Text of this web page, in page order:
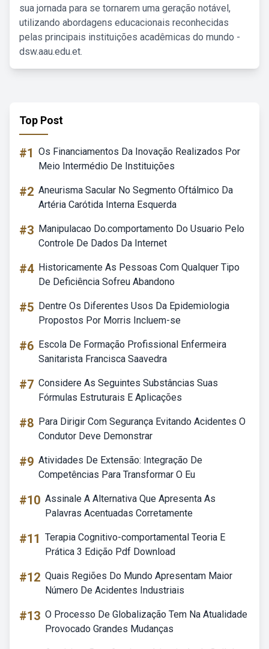
sua jornada para se tornarem uma geração notável,
utilizando abordagens educacionais reconhecidas
pelas principais instituições acadêmicas do mundo -
dsw.aau.edu.et.
Top Post
#1 Os Financiamentos Da Inovação Realizados Por
Meio Intermédio De Instituições
#2 Aneurisma Sacular No Segmento Oftálmico Da
Artéria Carótida Interna Esquerda
#3 Manipulacao Do.comportamento Do Usuario Pelo
Controle De Dados Da Internet
#4 Historicamente As Pessoas Com Qualquer Tipo
De Deficiência Sofreu Abandono
#5 Dentre Os Diferentes Usos Da Epidemiologia
Propostos Por Morris Incluem-se
#6 Escola De Formação Profissional Enfermeira
Sanitarista Francisca Saavedra
#7 Considere As Seguintes Substâncias Suas
Fórmulas Estruturais E Aplicações
#8 Para Dirigir Com Segurança Evitando Acidentes O
Condutor Deve Demonstrar
#9 Atividades De Extensão: Integração De
Competências Para Transformar O Eu
#10 Assinale A Alternativa Que Apresenta As
Palavras Acentuadas Corretamente
#11 Terapia Cognitivo-comportamental Teoria E
Prática 3 Edição Pdf Download
#12 Quais Regiões Do Mundo Apresentam Maior
Número De Acidentes Industriais
#13 O Processo De Globalização Tem Na Atualidade
Provocado Grandes Mudanças